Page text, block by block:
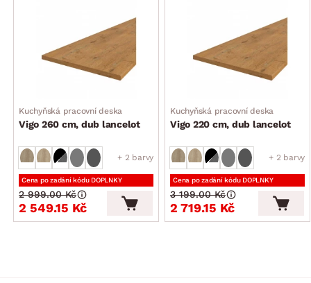
Kuchyňská pracovní deska
Vigo 260 cm, dub lancelot
+ 2 barvy
Cena po zadání kódu DOPLNKY
2 549.15 Kč
2 999.00 Kč
Kuchyňská pracovní deska
Vigo 220 cm, dub lancelot
+ 2 barvy
Cena po zadání kódu DOPLNKY
2 719.15 Kč
3 199.00 Kč